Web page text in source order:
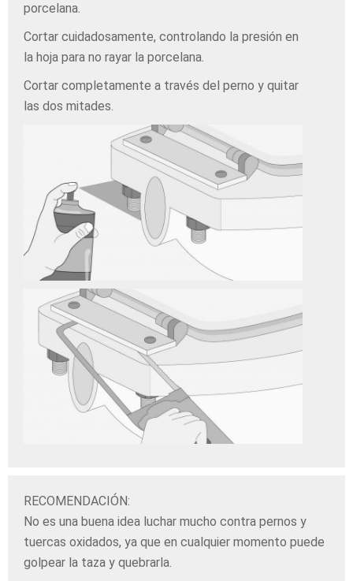
porcelana.
Cortar cuidadosamente, controlando la presión en
la hoja para no rayar la porcelana.
Cortar completamente a través del perno y quitar
las dos mitades.
RECOMENDACIÓN:
No es una buena idea luchar mucho contra pernos y
tuercas oxidados, ya que en cualquier momento puede
golpear la taza y quebrarla.